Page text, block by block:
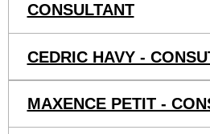
CONSULTANT
CEDRIC HAVY -
MAXENCE PETIT -